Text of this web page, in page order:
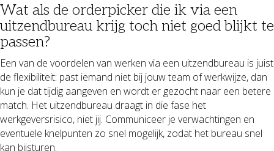
Wat als de orderpicker die ik via een
uitzendbureau krijg toch niet goed blijkt te
passen?
Een van de voordelen van werken via een uitzendbureau is juist
de flexibiliteit: past iemand niet bij jouw team of werkwijze, dan
kun je dat tijdig aangeven en wordt er gezocht naar een betere
match. Het uitzendbureau draagt in die fase het
werkgeversrisico, niet jij. Communiceer je verwachtingen en
eventuele knelpunten zo snel mogelijk, zodat het bureau snel
kan bijsturen.